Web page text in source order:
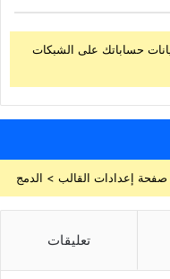
حساباتك على الشبكات
تعليقات